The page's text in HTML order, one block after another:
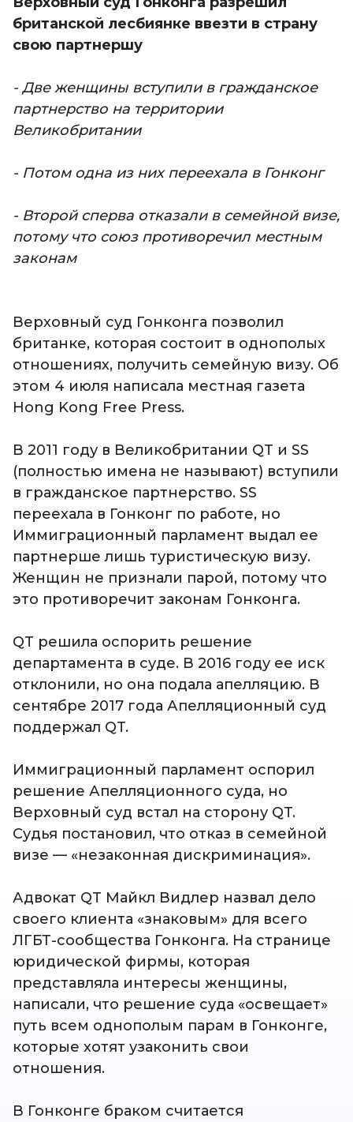
британской лесбиянке ввезти в страну
свою партнершу
- Две женщины вступили в гражданское
партнерство на территории
Великобритании
- Потом одна из них переехала в Гонконг
- Второй сперва отказали в семейной визе,
потому что союз противоречил местным
законам
Верховный суд Гонконга позволил
британке, которая состоит в однополых
отношениях, получить семейную визу. Об
этом 4 июля написала местная газета
Hong Kong Free Press.
В 2011 году в Великобритании QT и SS
(полностью имена не называют) вступили
в гражданское партнерство. SS
переехала в Гонконг по работе, но
Иммиграционный парламент выдал ее
партнерше лишь туристическую визу.
Женщин не признали парой, потому что
это противоречит законам Гонконга.
QT решила оспорить решение
департамента в суде. В 2016 году ее иск
отклонили, но она подала апелляцию. В
сентябре 2017 года Апелляционный суд
поддержал QT.
Иммиграционный парламент оспорил
решение Апелляционного суда, но
Верховный суд встал на сторону QT.
Судья постановил, что отказ в семейной
визе — «незаконная дискриминация».
Адвокат QT Майкл Видлер назвал дело
своего клиента «знаковым» для всего
ЛГБТ-сообщества Гонконга. На странице
юридической фирмы, которая
представляла интересы женщины,
написали, что решение суда «освещает»
путь всем однополым парам в Гонконге,
которые хотят узаконить свои
отношения.
В Гонконге браком считается